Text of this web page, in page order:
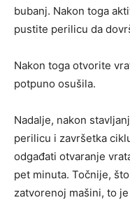
bubanj. Nakon toga
pustite perilicu da
Nakon toga otvorite
potpuno osušila.
Nadalje, nakon
perilicu i završetka
odgađati otvaranje
pet minuta. Točnije,
zatvorenoj mašini, to